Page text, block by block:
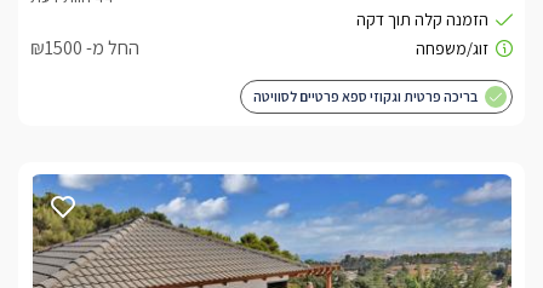
החל מ- ₪1500
בריכה פרטית וגקוזי ספא פרטיים לסוויטה